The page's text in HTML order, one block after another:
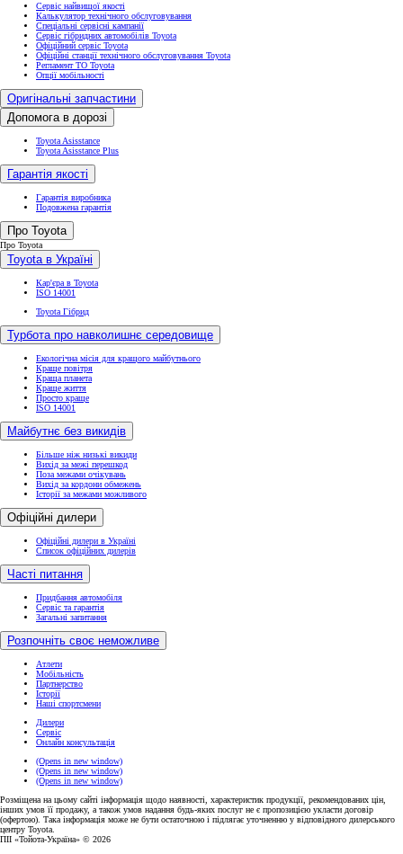
Сервіс найвищої якості
Калькулятор технічного обслуговування
Спеціальні сервісні кампанії
Сервіс гібридних автомобілів Toyota
Офіційний сервіс Toyota
Офіційні станції технічного обслуговування Toyota
Регламент ТО Toyota
Опції мобільності
Оригінальні запчастини
Допомога в дорозі
Toyota Asisstance
Toyota Asisstance Plus
Гарантія якості
Гарантія виробника
Подовжена гарантія
Про Toyota
Про Toyota
Toyota в Україні
Кар'єра в Toyota
ISO 14001
Toyota Гібрид
Турбота про навколишнє середовище
Екологічна місія для кращого майбутнього
Краще повітря
Краща планета
Краще життя
Просто краще
ISO 14001
Майбутнє без викидів
Більше ніж низькі викиди
Вихід за межі перешкод
Поза межами очікувань
Вихід за кордони обмежень
Історії за межами можливого
Офіційні дилери
Офіційні дилери в Україні
Список офіційних дилерів
Часті питання
Придбання автомобіля
Сервіс та гарантія
Загальні запитання
Розпочніть своє неможливе
Атлети
Мобільність
Партнерство
Історії
Наші спортсмени
Дилери
Сервіс
Онлайн консультація
(Opens in new window)
(Opens in new window)
(Opens in new window)
Розміщена на цьому сайті інформація щодо наявності, характеристик продукції, рекомендованих цін,
інших умов її продажу, а також умов надання будь-яких послуг не є пропозицією укласти договір
(офертою). Така інформація може не бути остаточною і підлягає уточненню у відповідного дилерського
центру Toyota.
ПІІ «Тойота-Україна» © 2026